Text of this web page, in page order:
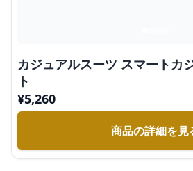
カジュアルスーツ スマートカ
ト
¥5,260
商品の詳細を見